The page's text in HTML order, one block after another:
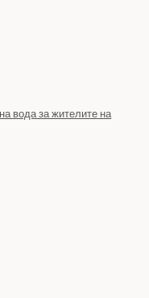
вода за жителите на